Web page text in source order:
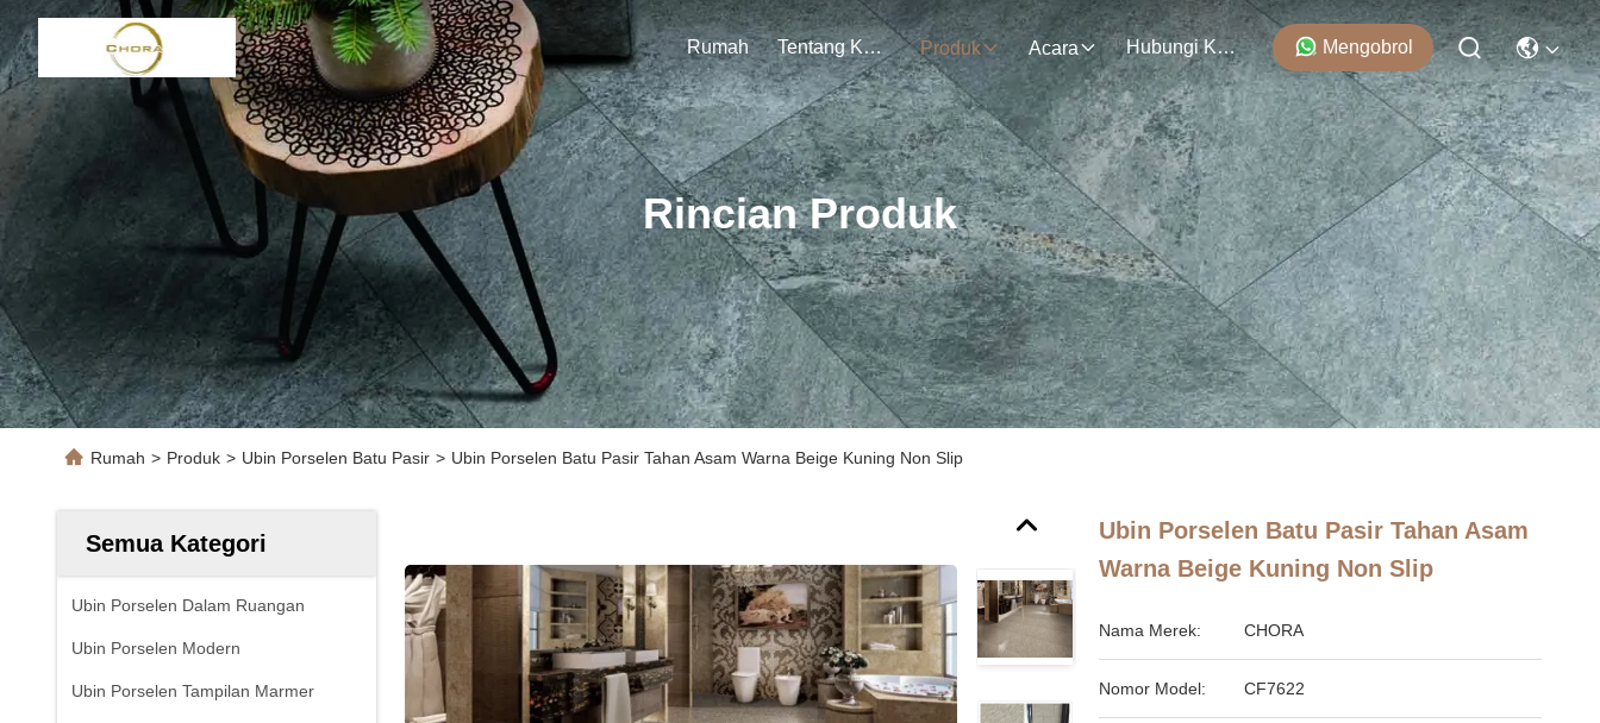
Rumah Tentang Kami Produk Acara Hubungi Kami Mengobrol
Rincian Produk
Rumah > Produk > Ubin Porselen Batu Pasir > Ubin Porselen Batu Pasir Tahan Asam Warna Beige Kuning Non Slip
Semua Kategori
Ubin Porselen Dalam Ruangan
Ubin Porselen Modern
Ubin Porselen Tampilan Marmer
Ubin Porselen Batu Pasir Tahan Asam
Warna Beige Kuning Non Slip
Nama Merek: CHORA
Nomor Model: CF7622